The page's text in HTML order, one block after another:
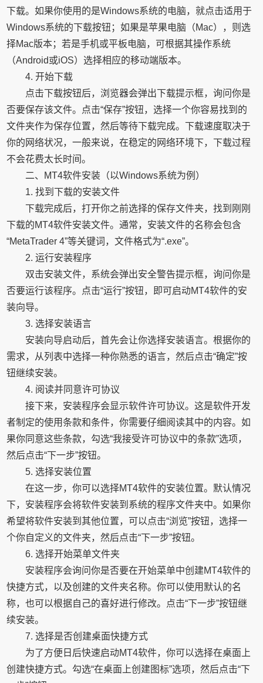
下载。如果你使用的是Windows系统的电脑，就点击适用于
Windows系统的下载按钮；如果是苹果电脑（Mac），则选
择Mac版本；若是手机或平板电脑，可根据其操作系统
（Android或iOS）选择相应的移动端版本。
4. 开始下载
点击下载按钮后，浏览器会弹出下载提示框，询问你是
否要保存该文件。点击“保存”按钮，选择一个你容易找到的
文件夹作为保存位置，然后等待下载完成。下载速度取决于
你的网络状况，一般来说，在稳定的网络环境下，下载过程
不会花费太长时间。
二、MT4软件安装（以Windows系统为例）
1. 找到下载的安装文件
下载完成后，打开你之前选择的保存文件夹，找到刚刚
下载的MT4软件安装文件。通常，安装文件的名称会包含
“MetaTrader 4”等关键词，文件格式为“.exe”。
2. 运行安装程序
双击安装文件，系统会弹出安全警告提示框，询问你是
否要运行该程序。点击“运行”按钮，即可启动MT4软件的安
装向导。
3. 选择安装语言
安装向导启动后，首先会让你选择安装语言。根据你的
需求，从列表中选择一种你熟悉的语言，然后点击“确定”按
钮继续安装。
4. 阅读并同意许可协议
接下来，安装程序会显示软件许可协议。这是软件开发
者制定的使用条款和条件，你需要仔细阅读其中的内容。如
果你同意这些条款，勾选“我接受许可协议中的条款”选项，
然后点击“下一步”按钮。
5. 选择安装位置
在这一步，你可以选择MT4软件的安装位置。默认情况
下，安装程序会将软件安装到系统的程序文件夹中。如果你
希望将软件安装到其他位置，可以点击“浏览”按钮，选择一
个你自定义的文件夹，然后点击“下一步”按钮。
6. 选择开始菜单文件夹
安装程序会询问你是否要在开始菜单中创建MT4软件的
快捷方式，以及创建的文件夹名称。你可以使用默认的名
称，也可以根据自己的喜好进行修改。点击“下一步”按钮继
续安装。
7. 选择是否创建桌面快捷方式
为了方便日后快速启动MT4软件，你可以选择在桌面上
创建快捷方式。勾选“在桌面上创建图标”选项，然后点击“下